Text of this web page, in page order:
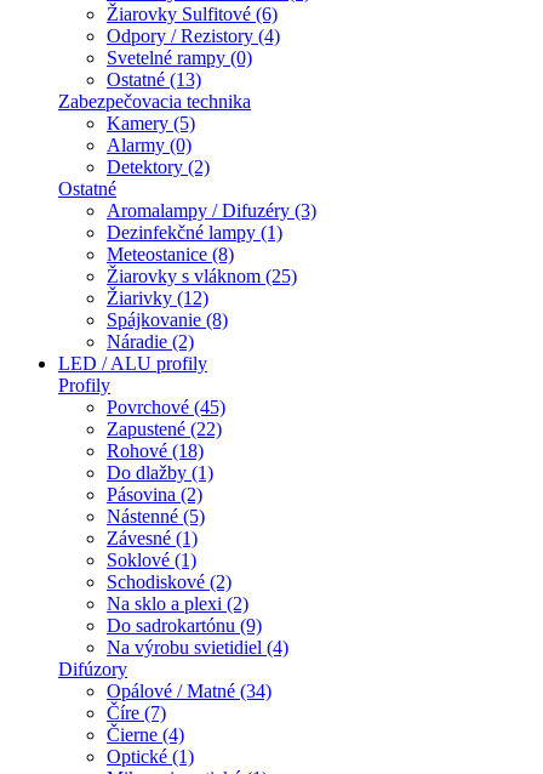
Žiarovky Sulfitové (6)
Odpory / Rezistory (4)
Svetelné rampy (0)
Ostatné (13)
Zabezpečovacia technika
Kamery (5)
Alarmy (0)
Detektory (2)
Ostatné
Aromalampy / Difuzéry (3)
Dezinfekčné lampy (1)
Meteostanice (8)
Žiarovky s vláknom (25)
Žiarivky (12)
Spájkovanie (8)
Náradie (2)
LED / ALU profily
Profily
Povrchové (45)
Zapustené (22)
Rohové (18)
Do dlažby (1)
Pásovina (2)
Nástenné (5)
Závesné (1)
Soklové (1)
Schodiskové (2)
Na sklo a plexi (2)
Do sadrokartónu (9)
Na výrobu svietidiel (4)
Difúzory
Opálové / Matné (34)
Číre (7)
Čierne (4)
Optické (1)